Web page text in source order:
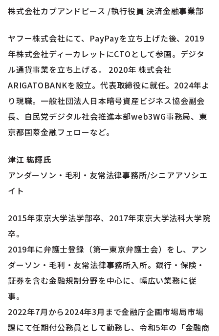
株式会社カブアンドピース /執行役員 決済金融事業部
ヤフー株式会社にて、PayPayを立ち上げた後、2019
年株式会社ディーカレットにCTOとして参画。デジタ
ル通貨事業を立ち上げる。 2020年 株式会社
ARIGATOBANKを設立。代表取締役に就任。2024年よ
り現職。一般社団法人日本暗号資産ビジネス協会副会
長、自民党デジタル社会推進本部web3WG事務局、東
京都国際金融フェローなど。
津江 紘輝氏
アンダーソン・毛利・友常法律事務所/シニアアソシエ
イト
2015年東京大学法学部卒、2017年東京大学法科大学院
卒。
2019年に弁護士登録（第一東京弁護士会）をし、アン
ダーソン・毛利・友常法律事務所入所。銀行・保険・
証券を含む金融規制分野を中心に、幅広い業務に従
事。
2022年7月から2024年3月まで金融庁企画市場局市場
課にて任期付公務員として勤務し、令和5年の「金融商